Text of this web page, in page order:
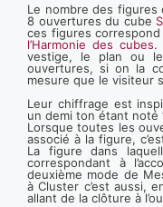
Le nombre des figures
8 ouvertures du cube
ces figures
l’Harmonie des cubes.
vestige, le plan ou
ouvertures, si on la
mesure que le visiteur
Leur chiffrage est
un demi ton étant noté
Lorsque toutes les
associé à la figure,
La figure dans
correspondant à
deuxième mode de
à Cluster c’est aussi,
allant de la clôture à